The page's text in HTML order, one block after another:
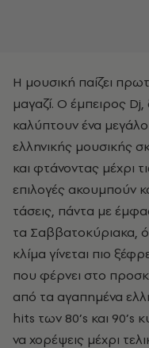
Η μουσική παίζει
μαγαζί. Ο έμπειρος Dj,
καλύπτουν ένα
ελληνικής μουσικής
και φτάνοντας μέχρι
επιλογές ακουμπούν
τάσεις, πάντα με
τα Σαββατοκύριακα,
κλίμα γίνεται πιο
που φέρνει στο
από τα αγαπημένα
hits των 80’s και 90’s
να χορέψεις μέχρι